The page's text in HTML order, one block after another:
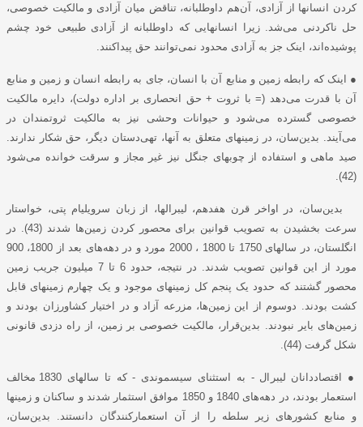
کردن انسانها از آزادی، آن‌هم داوطلبانه، تناقض میان آزادی و مالکیت خصوصی،
حل ناکردنی می‌شد. زیرا انسانهایی که داوطلبانه از آزادی طبیعی خود چشم
پوشیده‌اند، اینک جز به آزادی محدود نمی‌توانند حق پیداکنند.
● اینک که رابطه زمین و منابع آن با انسان، جای به رابطه انسان و زمین و منابع
آن با قدرت می‌دهد (= با ثروت + حق انحصاری بر اداره دولت)، دایره مالکیت
خصوصی گسترده می‌شود و حیوانات وحشی نیز به مالکیت ثروتمندان در
می‌‌آیند. بدین‌سان، در زمینهای متعلق به آنها، تهی‌دستان دیگر، حق شکار ندارند.
صید ماهی و استفاده از چوبهای جنگل نیز غیر مجاز و سرقت خوانده می‌شود
(42).
بدین‌سان، در اواخر قرن هفدهم، لیبرالها، از زبان سرویلیام پتی، خواستار
سرعت بخشیدن به تصویب قوانین برای محصور کردن زمین‌ها ‌شدند (43). در
انگلستان، در سالهای 1750 تا 1800 ، 2000 مورد و در دهه‌های بعد از 1800، 900
مورد از این قوانین تصویب ‌‌شدند. در نتیجه، حدود 6 تا 7 میلیون جریب زمین
محصور گشتند که حدود یک پنجم کل زمینهای موجود و یک چهارم زمینهای قابل
کشت بودند. دوسوم از این زمین‌ها، مزرعه آزاد و در اختیار کشاورزان بودند و
زمین‌های بایر نبودند. بدین‌قرار، مالکیت خصوصی بر زمین، از راه دزدی قانونی
شکل گرفت (44).
● اقتصاددانان
لیبرال - به استثنای سیسموندی - که تا سالهای 1830 مخالف
استعمار بودند، در دهه‌های 1840 و 1850 موافق استثمار شدند و ساکنان و زمینها
و منابع کشورهای زیر سلطه را از آن استعمارکنندگان دانستند. بدین‌سان،